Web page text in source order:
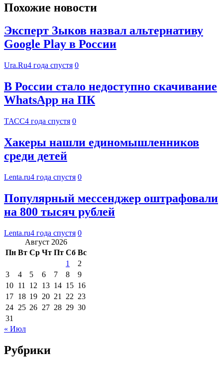
Похожие новости
Эксперт Зыков назвал альтернативу
Google Play в России
Ura.Ru4 года спустя 0
В России стало недоступно скачивание
WhatsApp на ПК
ТАСС4 года спустя 0
Хакеры нашли единомышленников
среди детей
Lenta.ru4 года спустя 0
Популярный мессенджер оштрафовали
на 800 тысяч рублей
Lenta.ru4 года спустя 0
Август 2026
Пн Вт Ср Чт Пт Сб Вс
1
2
3
4 5 6 7 8
9
10 11 12 13 14 15 16
17 18 19 20 21 22 23
24 25 26 27 28 29 30
31
« Июл
Рубрики